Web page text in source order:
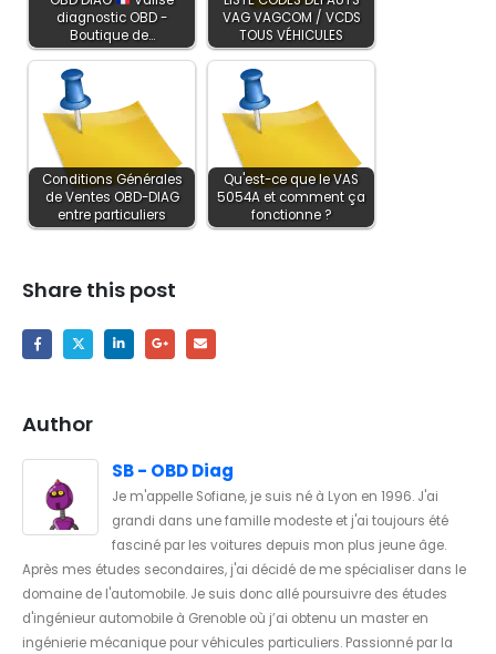
diagnostic OBD -
Boutique de…
VAG VAGCOM / VCDS
TOUS VÉHICULES
Conditions Générales
de Ventes OBD-DIAG
entre particuliers
Qu'est-ce que le VAS
5054A et comment ça
fonctionne ?
Share this post
Author
SB - OBD Diag
Je m'appelle Sofiane, je suis né à Lyon en 1996. J'ai
grandi dans une famille modeste et j'ai toujours été
fasciné par les voitures depuis mon plus jeune âge.
Après mes études secondaires, j'ai décidé de me spécialiser dans le
domaine de l'automobile. Je suis donc allé poursuivre des études
d'ingénieur automobile à Grenoble où j’ai obtenu un master en
ingénierie mécanique pour véhicules particuliers. Passionné par la